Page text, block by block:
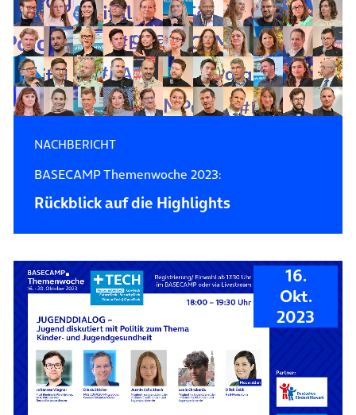
NACHBERICHT
BASECAMP Themenwoche 2023:
Rückblick auf die Highlights
16.
Okt.
2023